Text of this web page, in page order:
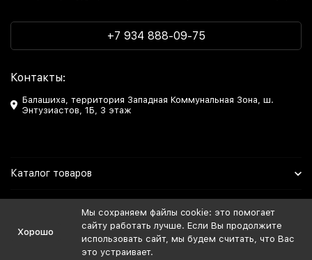
+7 934 888-09-75
Контакты:
Балашиха, территория Западная Коммунальная Зона, ш.
Энтузиастов, 1Б, 3 этаж
Каталог товаров
Мы в Соцсетях
Хорошо
Мы сохраняем файлы cookie: это помогает
сайту работать лучше. Если Вы продолжите
использовать сайт, мы будем считать, что Вас
это устраивает.